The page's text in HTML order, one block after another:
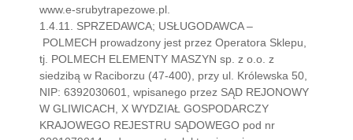
www.e-srubytrapezowe.pl.
1.4.11. SPRZEDAWCA; USŁUGODAWCA –
POLMECH prowadzony jest przez Operatora Sklepu,
tj. POLMECH ELEMENTY MASZYN sp. z o.o. z
siedzibą w Raciborzu (47-400), przy ul. Królewska 50,
NIP: 6392030601, wpisanego przez SĄD REJONOWY
W GLIWICACH, X WYDZIAŁ GOSPODARCZY
KRAJOWEGO REJESTRU SĄDOWEGO pod nr